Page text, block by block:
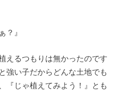
？』
えるつもりは無かったのです
強い子だからどんな土地でも
『じゃ植えてみよう！』とも